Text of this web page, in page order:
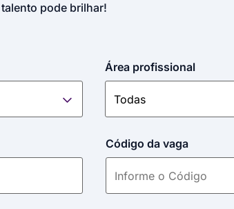
pode brilhar!
Área profissional
Código da vaga